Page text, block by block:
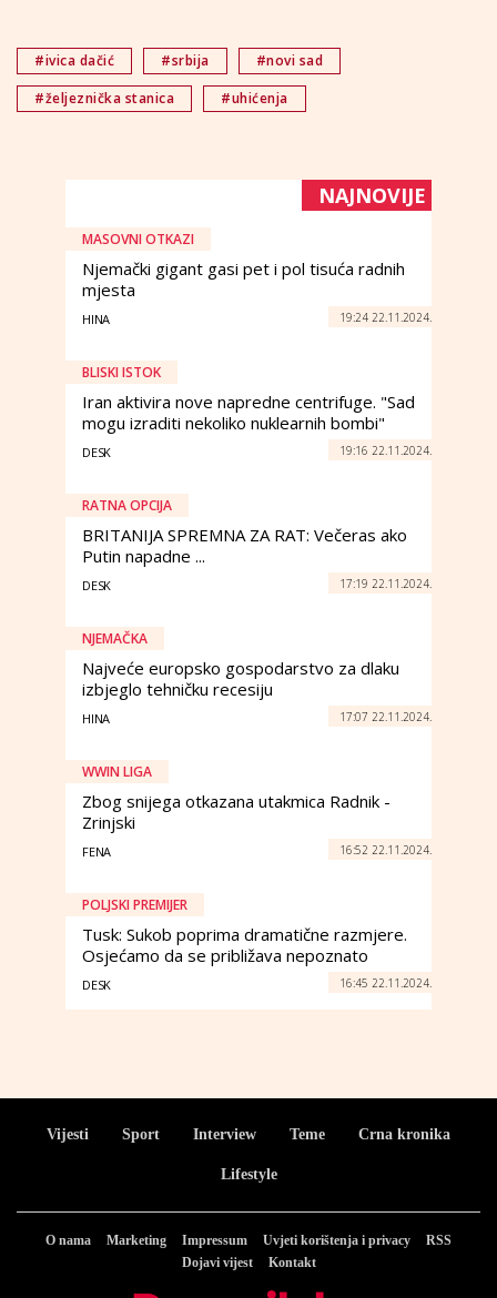
#ivica dačić #srbija
#novi sad
#željeznička stanica
#uhićenja
NAJNOVIJE
MASOVNI OTKAZI
Njemački gigant gasi pet i pol tisuća radnih
mjesta
HINA 19:24 22.11.2024.
BLISKI ISTOK
Iran aktivira nove napredne centrifuge. "Sad
mogu izraditi nekoliko nuklearnih bombi"
DESK 19:16 22.11.2024.
RATNA OPCIJA
BRITANIJA SPREMNA ZA RAT: Večeras ako
Putin napadne ...
DESK 17:19 22.11.2024.
NJEMAČKA
Najveće europsko gospodarstvo za dlaku
izbjeglo tehničku recesiju
HINA 17:07 22.11.2024.
WWIN LIGA
Zbog snijega otkazana utakmica Radnik -
Zrinjski
FENA 16:52 22.11.2024.
POLJSKI PREMIJER
Tusk: Sukob poprima dramatične razmjere.
Osjećamo da se približava nepoznato
DESK 16:45 22.11.2024.
Vijesti Sport Interview Teme Crna kronika
Lifestyle
O nama Marketing Impressum Uvjeti korištenja i privacy
RSS
Dojavi vijest
Kontakt